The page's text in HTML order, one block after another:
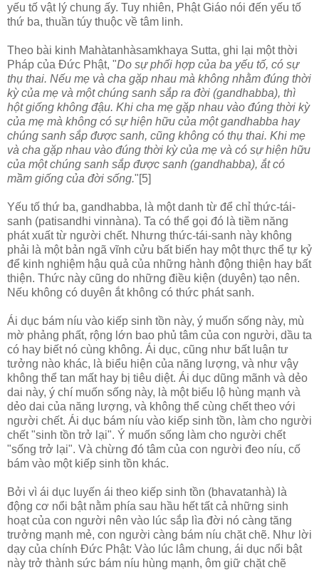
yếu tố vật lý chung ấy. Tuy nhiên, Phật Giáo nói đến yếu tố
thứ ba, thuần túy thuộc về tâm linh.
Theo bài kinh Mahàtanhàsamkhaya Sutta, ghi lại một thời
Pháp của Ðức Phật, "Do sự phối hợp của ba yếu tố, có sự
thụ thai. Nếu mẹ và cha gặp nhau mà không nhằm đúng thời
kỳ của mẹ và một chúng sanh sắp ra đời (gandhabba), thì
hột giống không đậu. Khi cha mẹ gặp nhau vào đúng thời kỳ
của mẹ mà không có sự hiện hữu của một gandhabba hay
chúng sanh sắp được sanh, cũng không có thụ thai. Khi mẹ
và cha gặp nhau vào đúng thời kỳ của mẹ và có sự hiện hữu
của một chúng sanh sắp được sanh (gandhabba), ắt có
mầm giống của đời sống."[5]
Yếu tố thứ ba, gandhabba, là một danh từ để chỉ thức-tái-
sanh (patisandhi vinnàna). Ta có thể gọi đó là tiềm năng
phát xuất từ người chết. Nhưng thức-tái-sanh này không
phải là một bản ngã vĩnh cửu bất biến hay một thực thể tự kỷ
để kinh nghiệm hậu quả của những hành động thiện hay bất
thiện. Thức này cũng do những điều kiện (duyên) tạo nên.
Nếu không có duyên ắt không có thức phát sanh.
Ái dục bám níu vào kiếp sinh tồn này, ý muốn sống này, mù
mờ phảng phất, rộng lớn bao phủ tâm của con người, dầu ta
có hay biết nó cùng không. Ái dục, cũng như bất luận tư
tưởng nào khác, là biểu hiện của năng lượng, và như vậy
không thể tan mất hay bị tiêu diệt. Ái dục dũng mãnh và dẻo
dai này, ý chí muốn sống này, là một biểu lộ hùng mạnh và
dẻo dai của năng lượng, và không thể cùng chết theo với
người chết. Ái dục bám níu vào kiếp sinh tồn, làm cho người
chết "sinh tồn trở lại". Ý muốn sống làm cho người chết
"sống trở lại". Và chừng đó tâm của con người đeo níu, cố
bám vào một kiếp sinh tồn khác.
Bởi vì ái dục luyến ái theo kiếp sinh tồn (bhavatanhà) là
động cơ nổi bật nằm phía sau hầu hết tất cả những sinh
hoạt của con người nên vào lúc sắp lìa đời nó càng tăng
trưởng mạnh mẻ, con người càng bám níu chặt chẽ. Như lời
dạy của chính Ðức Phật: Vào lúc lâm chung, ái dục nổi bật
này trở thành sức bám níu hùng mạnh, ôm giữ chặt chẽ